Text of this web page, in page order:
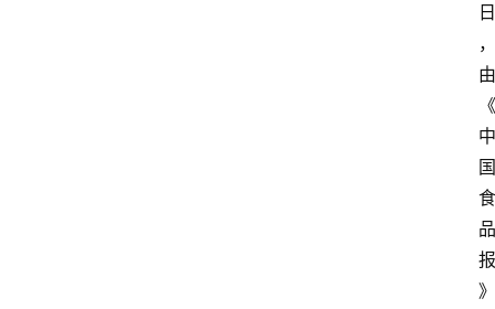
日
，
由
《
中
国
食
品
报
》